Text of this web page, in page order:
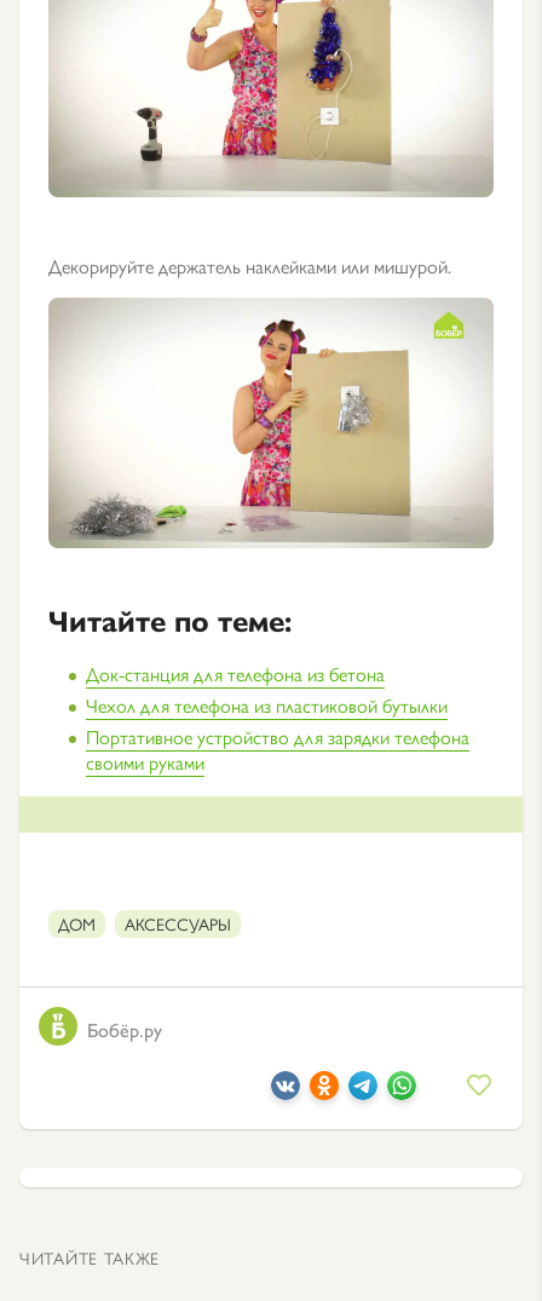
Декорируйте держатель наклейками или мишурой.
Читайте по теме:
Док-станция для телефона из бетона
Чехол для телефона из пластиковой бутылки
Портативное устройство для зарядки телефона
своими руками
ДОМ АКСЕССУАРЫ
Бобёр.ру
ЧИТАЙТЕ ТАКЖЕ